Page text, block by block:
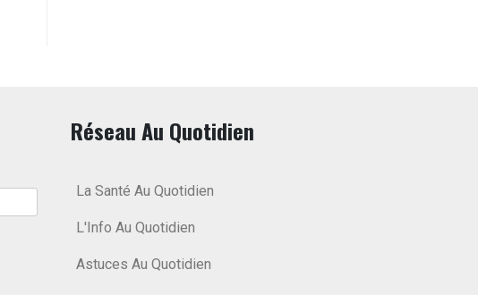
Réseau Au Quotidien
La Santé Au Quotidien
L'Info Au Quotidien
Astuces Au Quotidien